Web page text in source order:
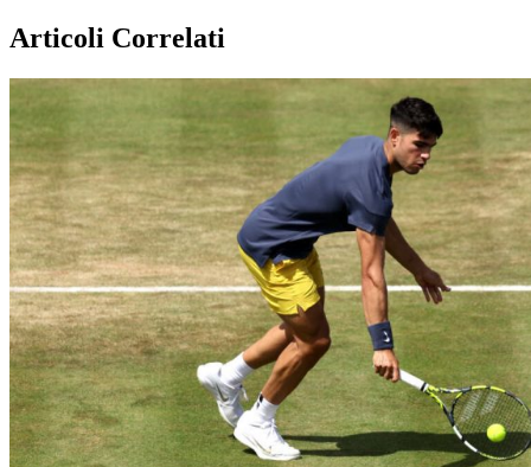
Articoli Correlati